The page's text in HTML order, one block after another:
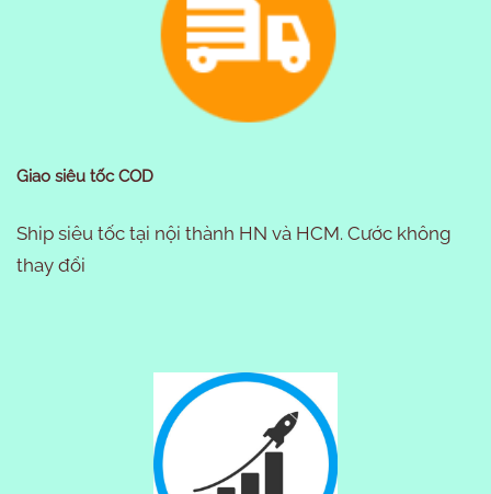
Giao siêu tốc COD
Ship siêu tốc tại nội thành HN và HCM. Cước không
thay đổi